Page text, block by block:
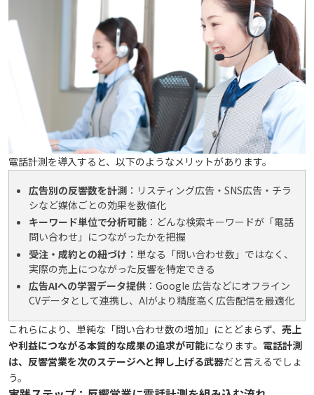
電話計測を導入すると、以下のようなメリットがあります。
広告別の反響数を計測：リスティング広告・SNS広告・チラ
シなど媒体ごとの効果を数値化
キーワード単位で分析可能：どんな検索キーワードが「電話
問い合わせ」につながったかを把握
受注・成約との紐づけ ：単なる「問い合わせ数」ではなく、
実際の売上につながった反響を特定できる
広告AIへの学習データ提供：Google 広告などにオフライン
CVデータとして連携し、AIがより精度高く広告配信を最適化
これらにより、単純な「問い合わせ数の増加」にとどまらず、 売上
や利益につながる本質的な成果の追求が可能になります。 電話計測
は、反響営業を次のステージへと押し上げる武器だと言えるでしょ
う。